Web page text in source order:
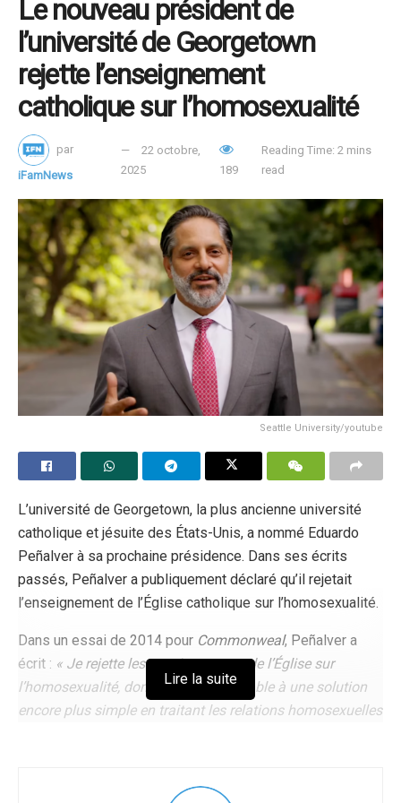
Le nouveau président de
l’université de Georgetown
rejette l’enseignement
catholique sur l’homosexualité
par
iFamNews
22 octobre,
2025
189
Reading Time: 2 mins
read
Seattle University/youtube
L’université de Georgetown, la plus ancienne université
catholique et jésuite des États-Unis, a nommé Eduardo
Peñalver à sa prochaine présidence. Dans ses écrits
passés, Peñalver a publiquement déclaré qu’il rejetait
l’enseignement de l’Église catholique sur l’homosexualité.
Dans un essai de 2014 pour Commonweal, Peñalver a
écrit : « Je rejette les enseignements de l’Église sur
l’homosexualité, donc je serais favorable à une solution
encore plus simple en traitant les relations homosexuelles
Lire la suite